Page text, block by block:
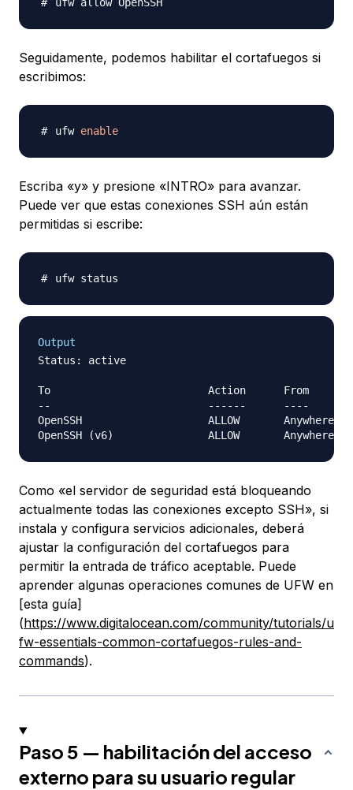
Seguidamente, podemos habilitar el cortafuegos si
escribimos:
ufw enable
Escriba «y» y presione «INTRO» para avanzar.
Puede ver que estas conexiones SSH aún están
permitidas si escribe:
Output
Status: active
To                         Action      From
--                         ------      ----
OpenSSH                    ALLOW       Anywhere
Como «el servidor de seguridad está bloqueando
actualmente todas las conexiones excepto SSH», si
instala y configura servicios adicionales, deberá
ajustar la configuración del cortafuegos para
permitir la entrada de tráfico aceptable. Puede
aprender algunas operaciones comunes de UFW en
[esta guía]
(https://www.digitalocean.com/community/tutorials/u
fw-essentials-common-cortafuegos-rules-and-
commands).
Paso 5 — habilitación del acceso
externo para su usuario regular